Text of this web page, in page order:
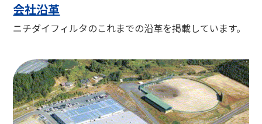
会社沿革
ニチダイフィルタのこれまでの沿革を掲載しています。